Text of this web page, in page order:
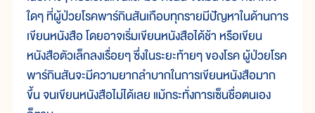
ใดๆ ที่ผู้ป่วยโรคพาร์กินสันเกือบทุกรายมีปัญหาในด้านการ
เขียนหนังสือ โดยอาจเริ่มเขียนหนังสือได้ช้า หรือเขียน
หนังสือตัวเล็กลงเรื่อยๆ ซึ่งในระยะท้ายๆ ของโรค ผู้ป่วยโรค
พาร์กินสันจะมีความยากลำบากในการเขียนหนังสือมาก
ขึ้น จนเขียนหนังสือไม่ได้เลย แม้กระทั่งการเซ็นชื่อตนเอง